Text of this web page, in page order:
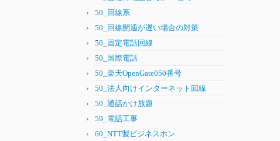
50_回線系
50_回線開通が遅い場合の対策
50_固定電話回線
50_国際電話
50_楽天OpenGate050番号
50_法人向けインターネット回線
50_通話かけ放題
59_電話工事
60_NTT製ビジネスホン